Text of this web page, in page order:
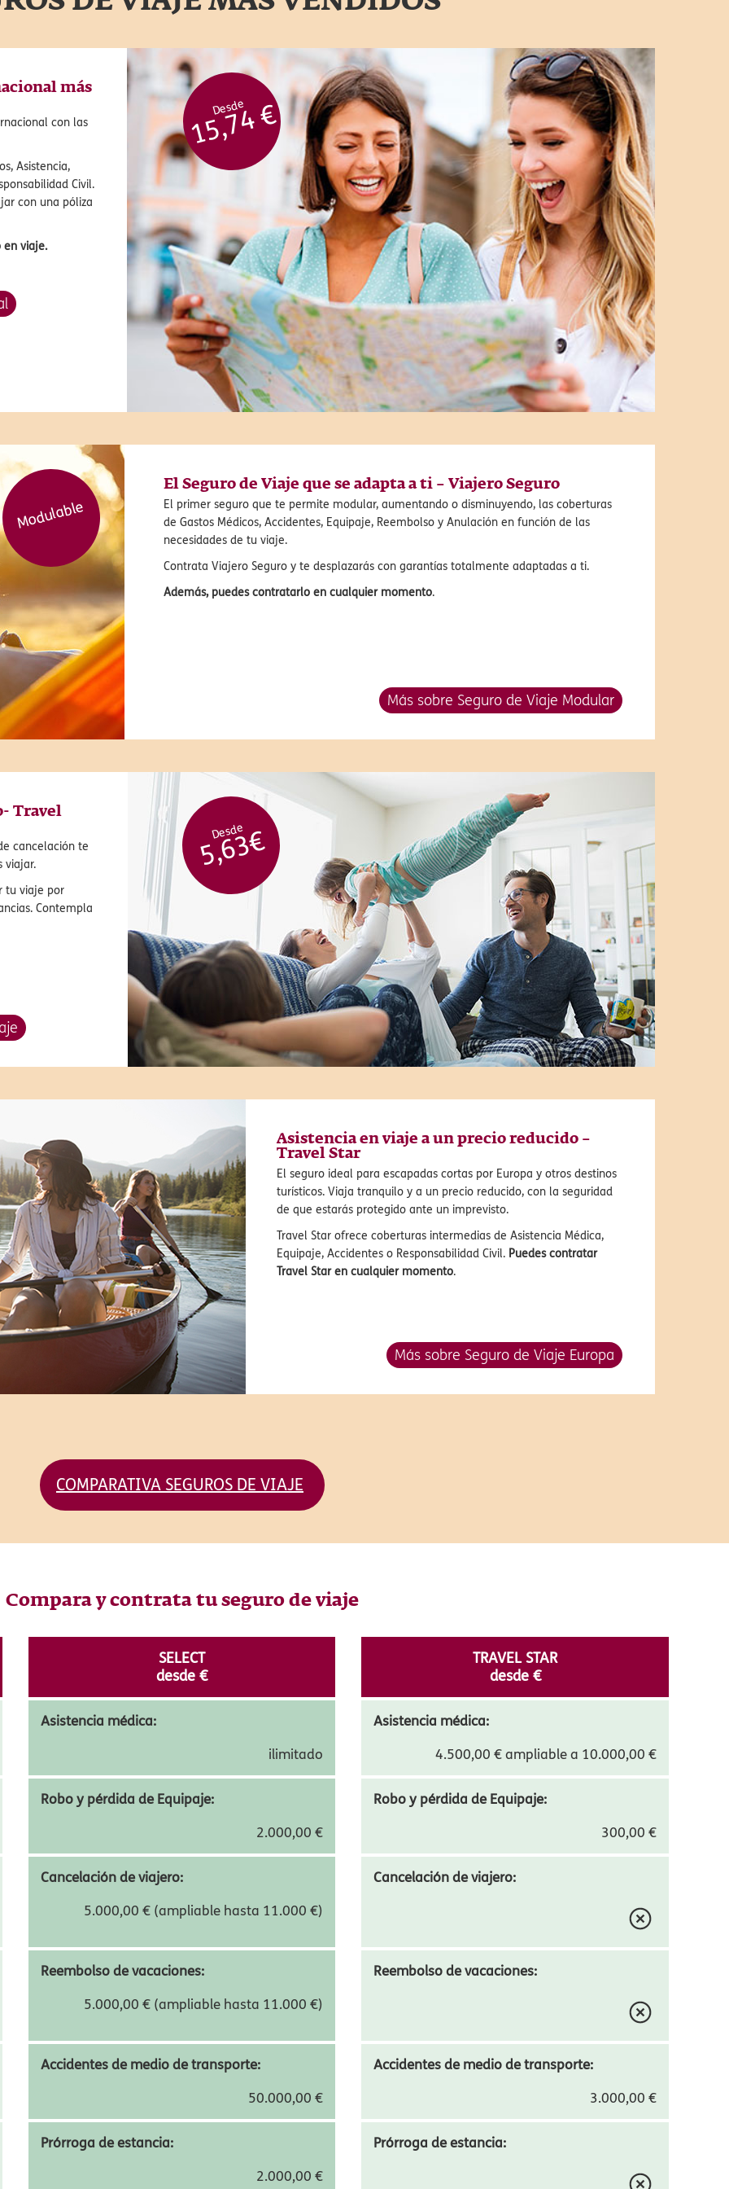
App Air Doctor
más
con las
Asistencia,
Civil.
con una póliza
en viaje.
Desde
15,74 €
El Seguro de Viaje que se adapta a ti – Viajero Seguro
El primer seguro que te permite modular, aumentando o disminuyendo, las coberturas
de Gastos Médicos, Accidentes, Equipaje, Reembolso y Anulación en función de las
necesidades de tu viaje.
Contrata Viajero Seguro y te desplazarás con garantías totalmente adaptadas a ti.
Además, puedes contratarlo en cualquier momento.
Modulable
Más sobre Seguro de Viaje Modular
Travel
cancelación te
viajar.
tu viaje por
Contempla
Desde
5,63€
Asistencia en viaje a un precio reducido –
Travel Star
El seguro ideal para escapadas cortas por Europa y otros destinos
turísticos. Viaja tranquilo y a un precio reducido, con la seguridad
de que estarás protegido ante un imprevisto.
Travel Star ofrece coberturas intermedias de Asistencia Médica,
Equipaje, Accidentes o Responsabilidad Civil. Puedes contratar
Travel Star en cualquier momento.
Más sobre Seguro de Viaje Europa
COMPARATIVA SEGUROS DE VIAJE
Compara y contrata tu seguro de viaje
SELECT
desde €
TRAVEL STAR
desde €
Asistencia médica:
ilimitado
Asistencia médica:
4.500,00 € ampliable a 10.000,00 €
Robo y pérdida de Equipaje:
2.000,00 €
Robo y pérdida de Equipaje:
300,00 €
Cancelación de viajero:
5.000,00 € (ampliable hasta 11.000 €)
Cancelación de viajero:
Reembolso de vacaciones:
5.000,00 € (ampliable hasta 11.000 €)
Reembolso de vacaciones:
Accidentes de medio de transporte:
50.000,00 €
Accidentes de medio de transporte:
3.000,00 €
Prórroga de estancia:
2.000,00 €
Prórroga de estancia: